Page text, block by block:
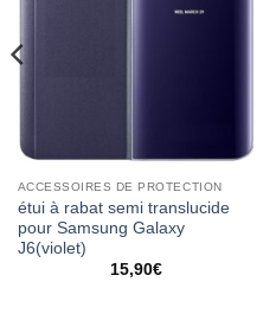
ACCESSOIRES DE PROTECTION
étui à rabat semi translucide
pour Samsung Galaxy
J6(violet)
15,90€